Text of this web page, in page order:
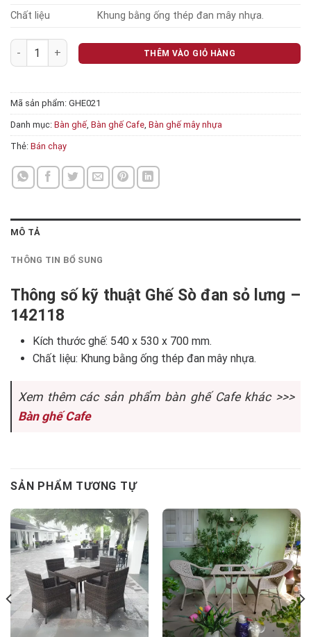
Chất liệu
Khung bằng ống thép đan mây nhựa.
Ghế Sò đan sỏ lưng - 142118 số lượng
THÊM VÀO GIỎ HÀNG
Mã sản phẩm: GHE021
Danh mục: Bàn ghế, Bàn ghế Cafe, Bàn ghế mây nhựa
Thẻ: Bán chạy
MÔ TẢ
THÔNG TIN BỔ SUNG
Thông số kỹ thuật Ghế Sò đan sỏ lưng –
142118
Kích thước ghế: 540 x 530 x 700 mm.
Chất liệu: Khung bằng ống thép đan mây nhựa.
Xem thêm các sản phẩm bàn ghế Cafe khác >>>
Bàn ghế Cafe
SẢN PHẨM TƯƠNG TỰ